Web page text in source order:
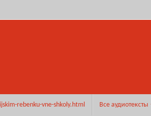
rebenku-vne-shkoly.html Все аудиотексты